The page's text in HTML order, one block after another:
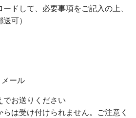
ドして、必要事項をご記入の上、
可）
メール
お送りください
は受け付けられません。ご注意く